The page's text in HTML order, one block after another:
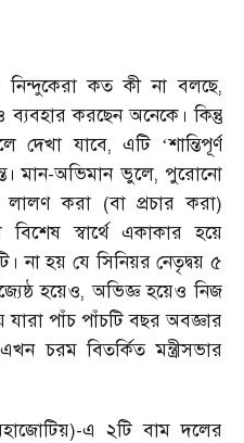
নিন্দুকেরা কত কী না বলছে,
ব্যবহার করছেন অনেকে। কিন্তু
দেখা যাবে, এটি ‘শান্তিপূর্ণ
মান-অভিমান ভুলে, পুরোনো
করা (বা প্রচার করা)
স্বার্থে একাকার হয়ে
না হয় যে সিনিয়র নেতৃদ্বয় ৫
হয়েও, অভিজ্ঞ হয়েও নিজ
যারা পাঁচ পাঁচটি বছর অবজ্ঞার
চরম বিতর্কিত মন্ত্রীসভার
মহাজোটিয়)-এ ২টি বাম দলের